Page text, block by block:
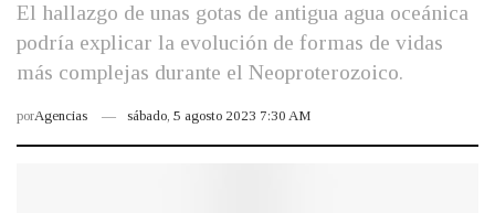
El hallazgo de unas gotas de antigua agua oceánica
podría explicar la evolución de formas de vidas
más complejas durante el Neoproterozoico.
porAgencias sábado, 5 agosto 2023 7:30 AM